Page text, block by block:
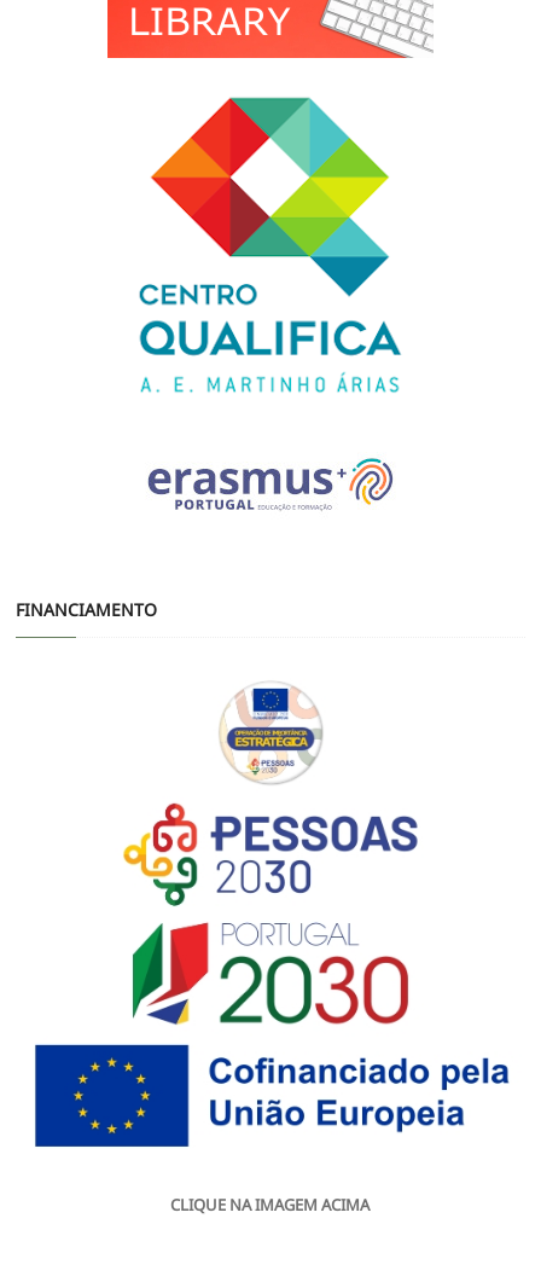
FINANCIAMENTO
CLIQUE NA IMAGEM ACIMA